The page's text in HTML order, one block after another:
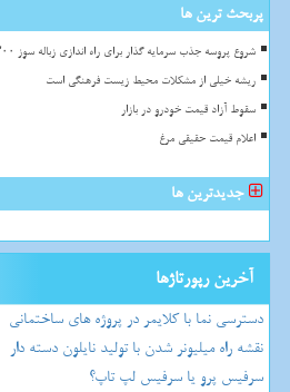
پربحث ترین ها
شروع پروسه جذب سرمایه گذار برای راه اندازی زباله سوز ۳۰۰ تنی اصفهان
ریشه خیلی از مشکلات محیط زیست فرهنگی است
سقوط آزاد قیمت خودرو در بازار
اعلام قیمت حقیقی مرغ
جدیدترین ها
آخرین رپورتاژها
دسترسی نما با کلایمر در پروژه های ساختمانی
نقشه راه میلیونر شدن با تولید نایلون دسته دار
سرفیس پرو یا سرفیس لپ تاپ؟